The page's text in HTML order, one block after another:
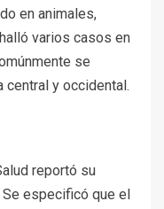
en animales,
varios casos en
se
central y occidental.
reportó su
especificó que el